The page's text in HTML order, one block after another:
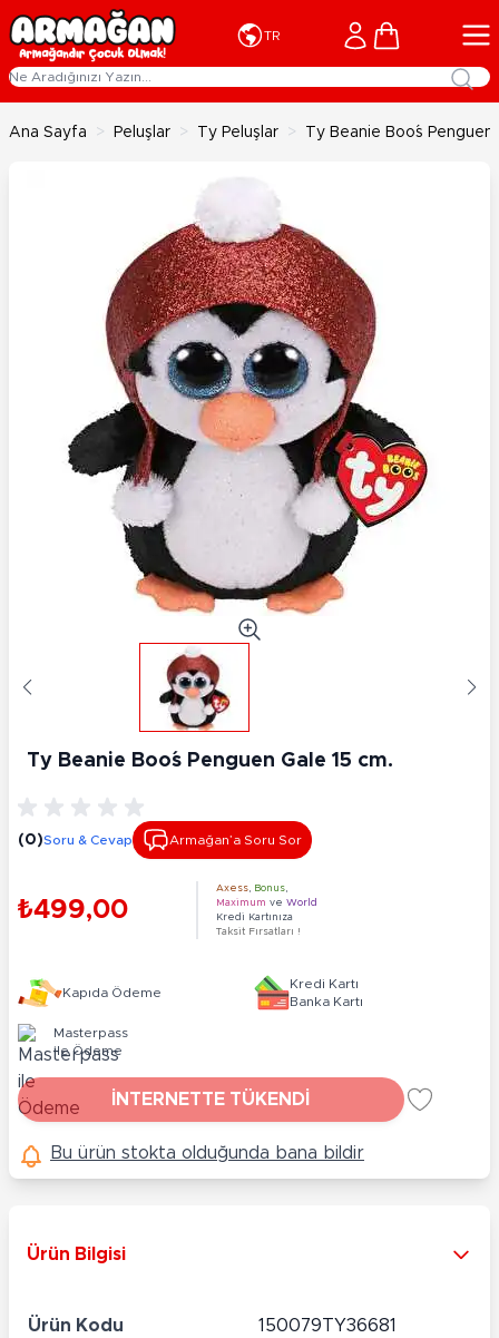
İçeriğe geç
TR Cart
Ana Sayfa > Peluşlar > Ty Peluşlar > Ty Beanie Boo´s Penguen
Ty Beanie Boo´s Penguen Gale 15 cm.
(0)Soru & Cevap Armağan’a Soru Sor
₺499,00
Axess Bonus
Maximum ve World
Kredi Kartınıza
Taksit Fırsatları !
Kapıda Ödeme
Kredi Kartı
Banka Kartı
Masterpass
ile Ödeme
İNTERNETTE TÜKENDİ
Bu ürün stokta olduğunda bana bildir
Ürün Bilgisi
Ürün Kodu 150079TY36681